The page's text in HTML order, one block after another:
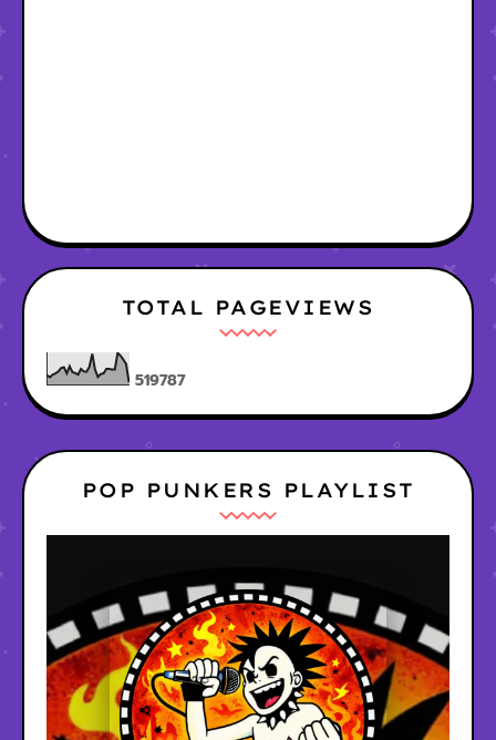
TOTAL PAGEVIEWS
519787
POP PUNKERS PLAYLIST